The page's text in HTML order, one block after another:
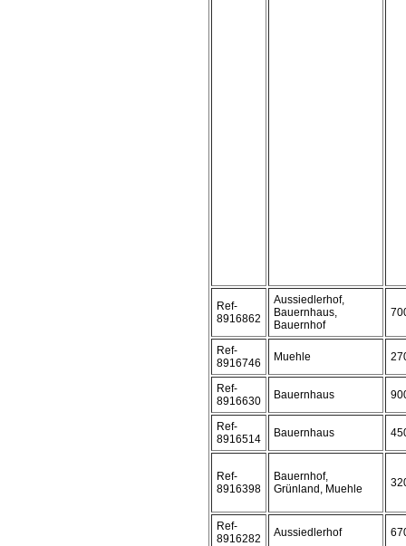
Ref-
8916862
Aussiedlerhof,
Bauernhaus,
Bauernhof
Ref-
8916746
Muehle
Ref-
8916630
Bauernhaus
Ref-
8916514
Bauernhaus
Ref-
8916398
Bauernhof,
Grünland, Muehle
Ref-
8916282
Aussiedlerhof